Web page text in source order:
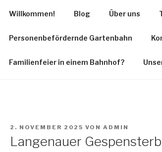
Willkommen! Blog Über uns
Personenbefördernde Gartenbahn
Familienfeier in einem Bahnhof?
VERÖFFENTLICHT
2. NOVEMBER 2025 VON ADMIN
Langenauer